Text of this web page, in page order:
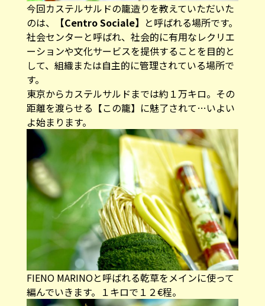
今回カステルサルドの籠造りを教えていただいた
のは、
【Centro Sociale】 と呼ばれる場所です。
社会センターと呼ばれ、社会的に有用なレクリエ
ーションや文化サービスを提供することを目的と
して、組織または自主的に管理されている場所で
す。
東京からカステルサルドまでは約１万キロ。その
距離を渡らせる【この籠】に魅了されて…いよい
よ始まります。
FIENO MARINOと呼ばれる乾草をメインに使って
編んでいきます。１キロで１２€程。